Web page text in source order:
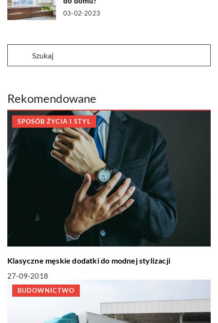
03-02-2023
Rekomendowane
SPOSÓB ŻYCIA I STYL
Klasyczne męskie dodatki do modnej stylizacji
27-09-2018
BUDOWNICTWO